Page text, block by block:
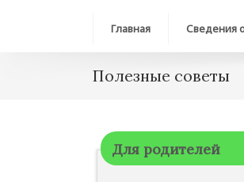
Главная Сведения
Полезные советы
Для родителей